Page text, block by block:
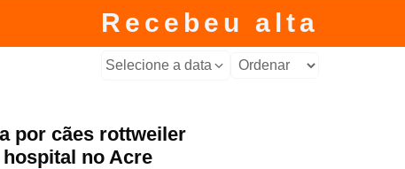
Recebeu alta
Selecione a data
por cães rottweiler
no Acre